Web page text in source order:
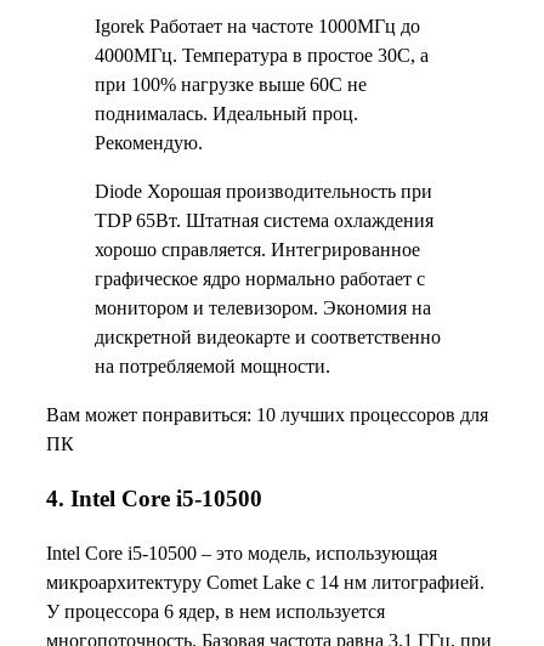
Igorek Работает на частоте 1000МГц до
4000МГц. Температура в простое 30С, а
при 100% нагрузке выше 60С не
поднималась. Идеальный проц.
Рекомендую.
Diode Хорошая производительность при
TDP 65Вт. Штатная система охлаждения
хорошо справляется. Интегрированное
графическое ядро нормально работает с
монитором и телевизором. Экономия на
дискретной видеокарте и соответственно
на потребляемой мощности.
Вам может понравиться: 10 лучших процессоров для
ПК
4. Intel Core i5-10500
Intel Core i5-10500 – это модель, использующая
микроархитектуру Comet Lake с 14 нм литографией.
У процессора 6 ядер, в нем используется
многопоточность. Базовая частота равна 3.1 ГГц, при